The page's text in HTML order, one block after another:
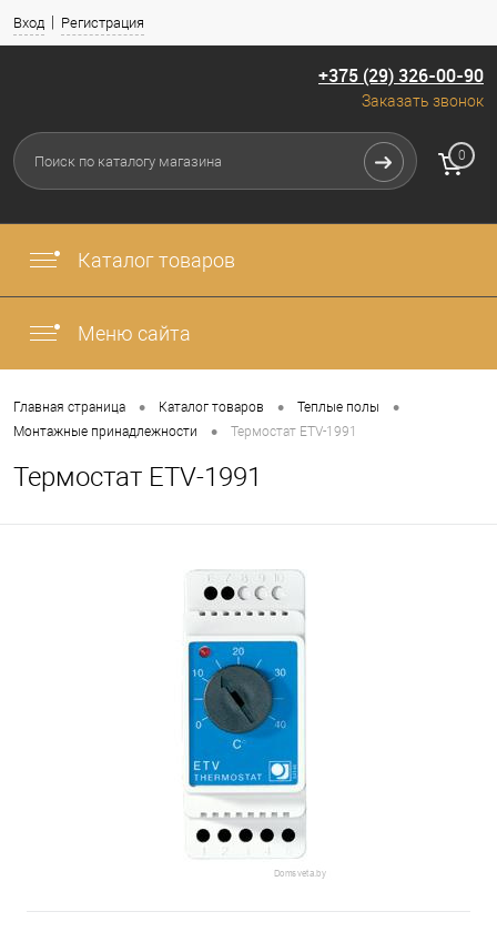
Вход Регистрация
+375 (29) 326-00-90
Заказать звонок
Меню сайта
Каталог товаров
0
Главная страница • Каталог товаров • Теплые полы •
Монтажные принадлежности • Термостат ETV-1991
Термостат ETV-1991